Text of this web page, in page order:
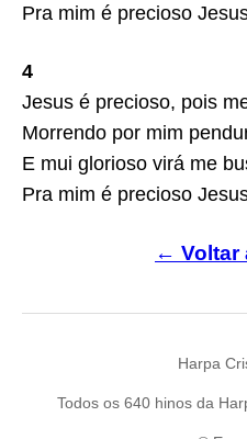
Pra mim é precioso
4
Jesus é precioso, pois
Morrendo por mim
E mui glorioso virá me
Pra mim é precioso
← Voltar
Harpa
Todos os 640 hinos da